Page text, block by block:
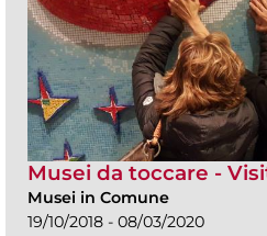
Musei da toccare -
Musei in Comune
19/10/2018 - 08/03/2020